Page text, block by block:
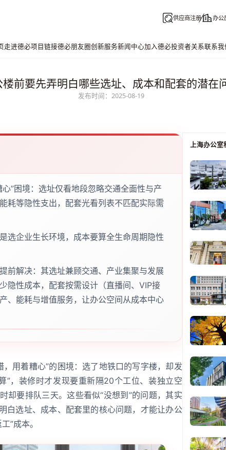
供应商注册 办公
走进德必项目链接德必朋友圈创新服务新闻中心加入德必投资者关系联系我
前要先弄明白哪些选址、成本和配套的潜在
发布时间：2025-08-19
”困境：选址仅看地段忽略交通全面性与产
耗等隐性支出，配套光看列表不匹配实际需
企业生长环境，成本要算全生命周期隐性
前解决：其选址兼顾交通、产业集聚与发展
隐性成本，配套按需设计（直播间、VIP接
、能耗与增值服务，让办公空间从成本中心
用着糟心”的困境：选了地铁口的写字楼，却发
”，装修时才发现要重新隔20个工位、装独立空
却要排队三天。这些看似“没想到”的问题，其实
白选址、成本、配套里的核心问题，才能让办公
”成本。
上海办公室